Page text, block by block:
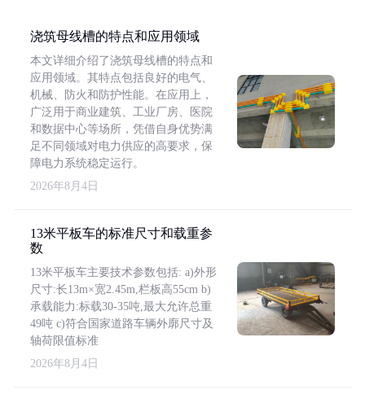
浇筑母线槽的特点和应用领域
本文详细介绍了浇筑母线槽的特点和
应用领域。其特点包括良好的电气、
机械、防火和防护性能。在应用上，
广泛用于商业建筑、工业厂房、医院
和数据中心等场所，凭借自身优势满
足不同领域对电力供应的高要求，保
障电力系统稳定运行。
2026年8月4日
13米平板车的标准尺寸和载重参
数
13米平板车主要技术参数包括: a)外形
尺寸:长13m×宽2.45m,栏板高55cm b)
承载能力:标载30-35吨,最大允许总重
49吨 c)符合国家道路车辆外廓尺寸及
轴荷限值标准
2026年8月4日